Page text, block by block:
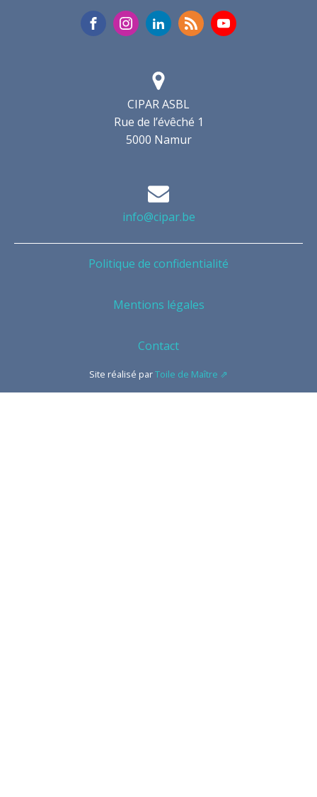
CIPAR ASBL
Rue de l’évêché 1
5000 Namur
info@cipar.be
Politique de confidentialité
Mentions légales
Contact
Site réalisé parToile de Maître ⇗